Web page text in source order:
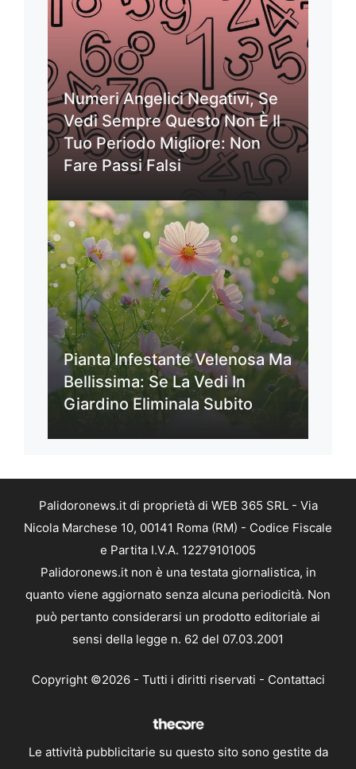
Numeri Angelici Negativi, Se
Vedi Sempre Questo Non È Il
Tuo Periodo Migliore: Non
Fare Passi Falsi
Pianta Infestante Velenosa Ma
Bellissima: Se La Vedi In
Giardino Eliminala Subito
Palidoronews.it di proprietà di WEB 365 SRL - Via
Nicola Marchese 10, 00141 Roma (RM) - Codice Fiscale
e Partita I.V.A. 12279101005
Palidoronews.it non è una testata giornalistica, in
quanto viene aggiornato senza alcuna periodicità. Non
può pertanto considerarsi un prodotto editoriale ai
sensi della legge n. 62 del 07.03.2001
Copyright ©2026 - Tutti i diritti riservati - Contattaci
Le attività pubblicitarie su questo sito sono gestite da